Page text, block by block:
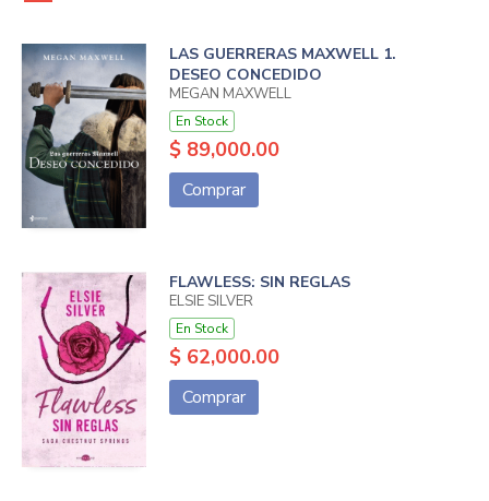
LAS GUERRERAS MAXWELL 1.
DESEO CONCEDIDO
MEGAN MAXWELL
En Stock
$ 89,000.00
Comprar
FLAWLESS: SIN REGLAS
ELSIE SILVER
En Stock
$ 62,000.00
Comprar